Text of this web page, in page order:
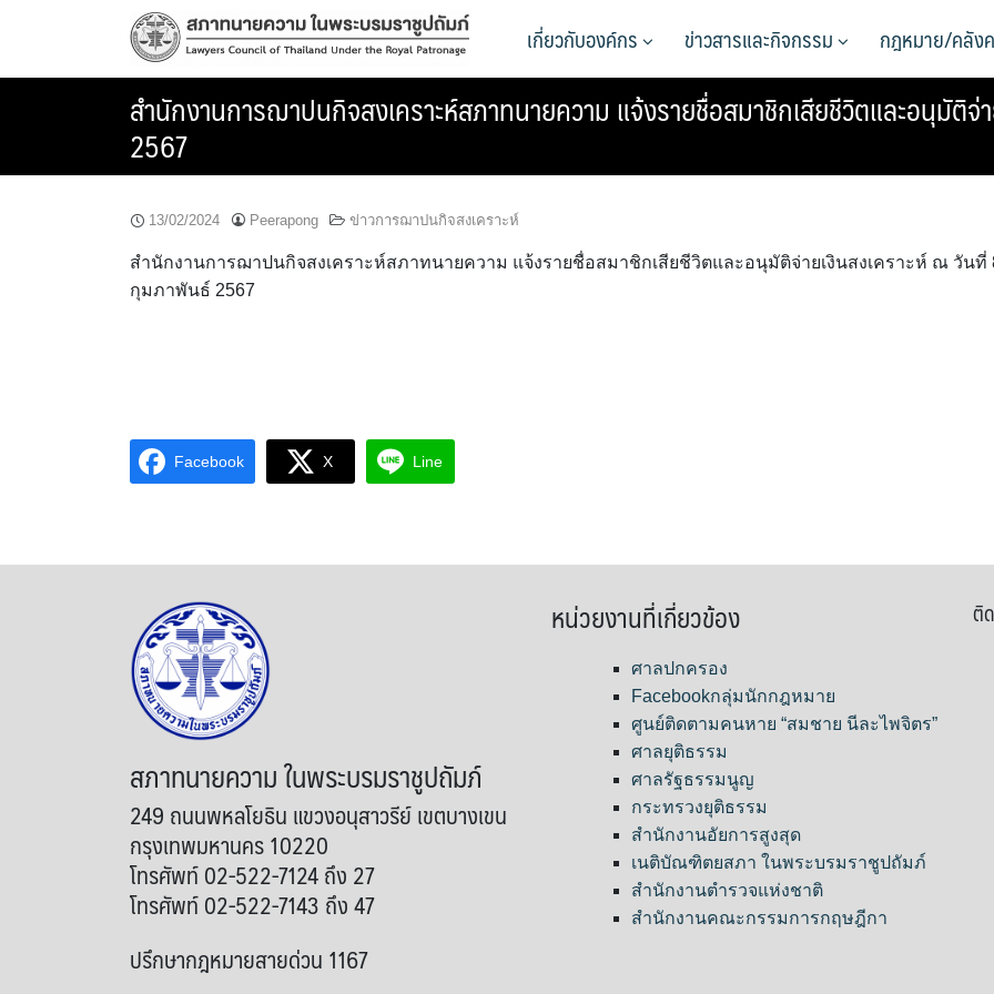
เกี่ยวกับองค์กร ข่าวสารและกิจกรรม กฎหมาย/คลัง
สำนักงานการฌาปนกิจสงเคราะห์สภาทนายความ แจ้งรายชื่อสมาชิกเสียชีวิตและอนุมัติ
2567
13/02/2024 Peerapong ข่าวการฌาปนกิจสงเคราะห์
สำนักงานการฌาปนกิจสงเคราะห์สภาทนายความ แจ้งรายชื่อสมาชิกเสียชีวิตและอนุมัติจ่ายเงินสงเคราะห์ ณ วันที่
กุมภาพันธ์ 2567
Facebook X Line
สภาทนายความ ในพระบรมราชูปถัมภ์
249 ถนนพหลโยธิน แขวงอนุสาวรีย์ เขตบางเขน
กรุงเทพมหานคร 10220
โทรศัพท์ 02-522-7124 ถึง 27
โทรศัพท์ 02-522-7143 ถึง 47
ปรึกษากฎหมายสายด่วน 1167
หน่วยงานที่เกี่ยวข้อง
ศาลปกครอง
Facebookกลุ่มนักกฎหมาย
ศูนย์ติดตามคนหาย “สมชาย นีละไพจิตร”
ศาลยุติธรรม
ศาลรัฐธรรมนูญ
กระทรวงยุติธรรม
สำนักงานอัยการสูงสุด
เนติบัณฑิตยสภา ในพระบรมราชูปถัมภ์
สำนักงานตำรวจแห่งชาติ
สำนักงานคณะกรรมการกฤษฎีกา
ติ